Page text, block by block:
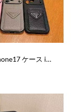
prada風 iphone17 ケース iphone17pro/17promax ケース レザー ブランド プラダ トライアングル ロゴ アイフォン16/16プロ ケース カード 収納 ブランド スマホケース ブランド 革